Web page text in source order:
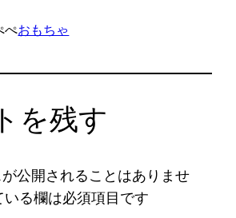
ぺおもちゃ
を残す
公開されることはありませ
いる欄は必須項目です